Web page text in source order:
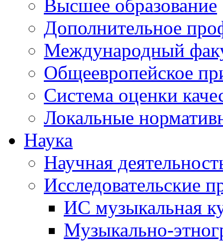
Высшее образование
Дополнительное
Международный
Общеевропейское
Система оценки
Локальные
Наука
Научная
Исследовательские
ИС музыкальная
Музыкально-